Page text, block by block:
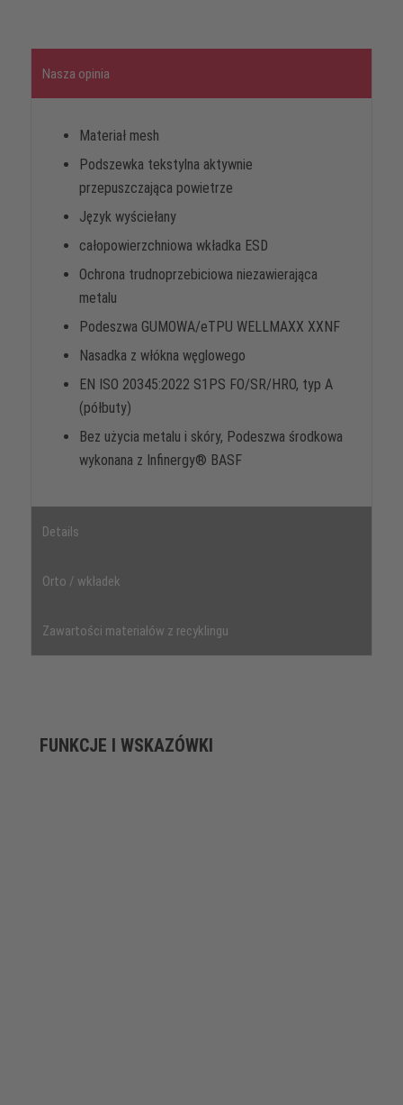
Nasza opinia
Materiał mesh
Podszewka tekstylna aktywnie
przepuszczająca powietrze
Język wyściełany
całopowierzchniowa wkładka ESD
Ochrona trudnoprzebiciowa niezawierająca
metalu
Podeszwa GUMOWA/eTPU WELLMAXX XXNF
Nasadka z włókna węglowego
EN ISO 20345:2022 S1PS FO/SR/HRO, typ A
(półbuty)
Bez użycia metalu i skóry, Podeszwa środkowa
wykonana z Infinergy® BASF
Details
Orto / wkładek
Zawartości materiałów z recyklingu
FUNKCJE I WSKAZÓWKI